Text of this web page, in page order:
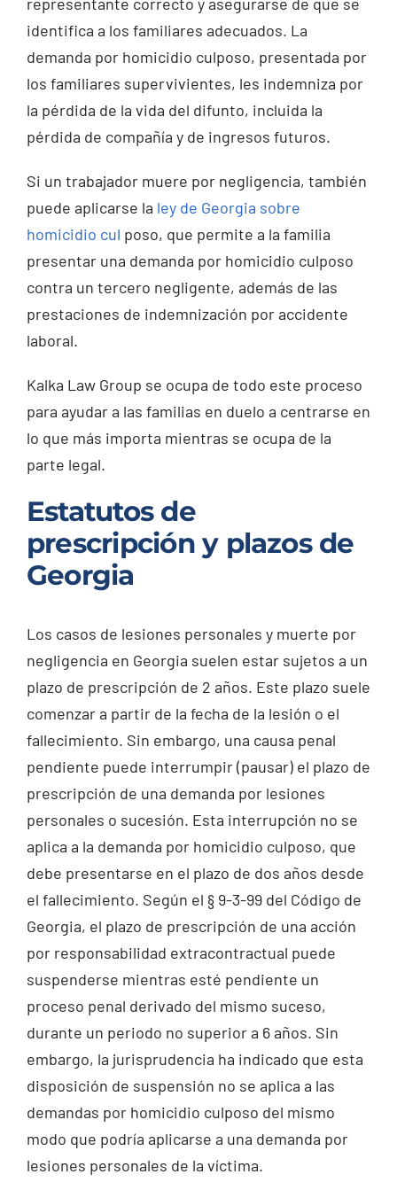
identifica a los familiares adecuados. La
demanda por homicidio culposo, presentada por
los familiares supervivientes, les indemniza por
la pérdida de la vida del difunto, incluida la
pérdida de compañía y de ingresos futuros.
Si un trabajador muere por negligencia, también
puede aplicarse la ley de Georgia sobre
homicidio cul poso, que permite a la familia
presentar una demanda por homicidio culposo
contra un tercero negligente, además de las
prestaciones de indemnización por accidente
laboral.
Kalka Law Group se ocupa de todo este proceso
para ayudar a las familias en duelo a centrarse en
lo que más importa mientras se ocupa de la
parte legal.
Estatutos de
prescripción y plazos de
Georgia
Los casos de lesiones personales y muerte por
negligencia en Georgia suelen estar sujetos a un
plazo de prescripción de 2 años. Este plazo suele
comenzar a partir de la fecha de la lesión o el
fallecimiento. Sin embargo, una causa penal
pendiente puede interrumpir (pausar) el plazo de
prescripción de una demanda por lesiones
personales o sucesión. Esta interrupción no se
aplica a la demanda por homicidio culposo, que
debe presentarse en el plazo de dos años desde
el fallecimiento. Según el § 9-3-99 del Código de
Georgia, el plazo de prescripción de una acción
por responsabilidad extracontractual puede
suspenderse mientras esté pendiente un
proceso penal derivado del mismo suceso,
durante un periodo no superior a 6 años. Sin
embargo, la jurisprudencia ha indicado que esta
disposición de suspensión no se aplica a las
demandas por homicidio culposo del mismo
modo que podría aplicarse a una demanda por
lesiones personales de la víctima.